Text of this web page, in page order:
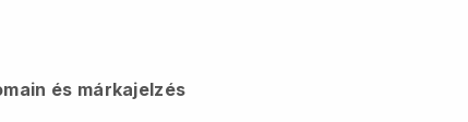
és márkajelzés